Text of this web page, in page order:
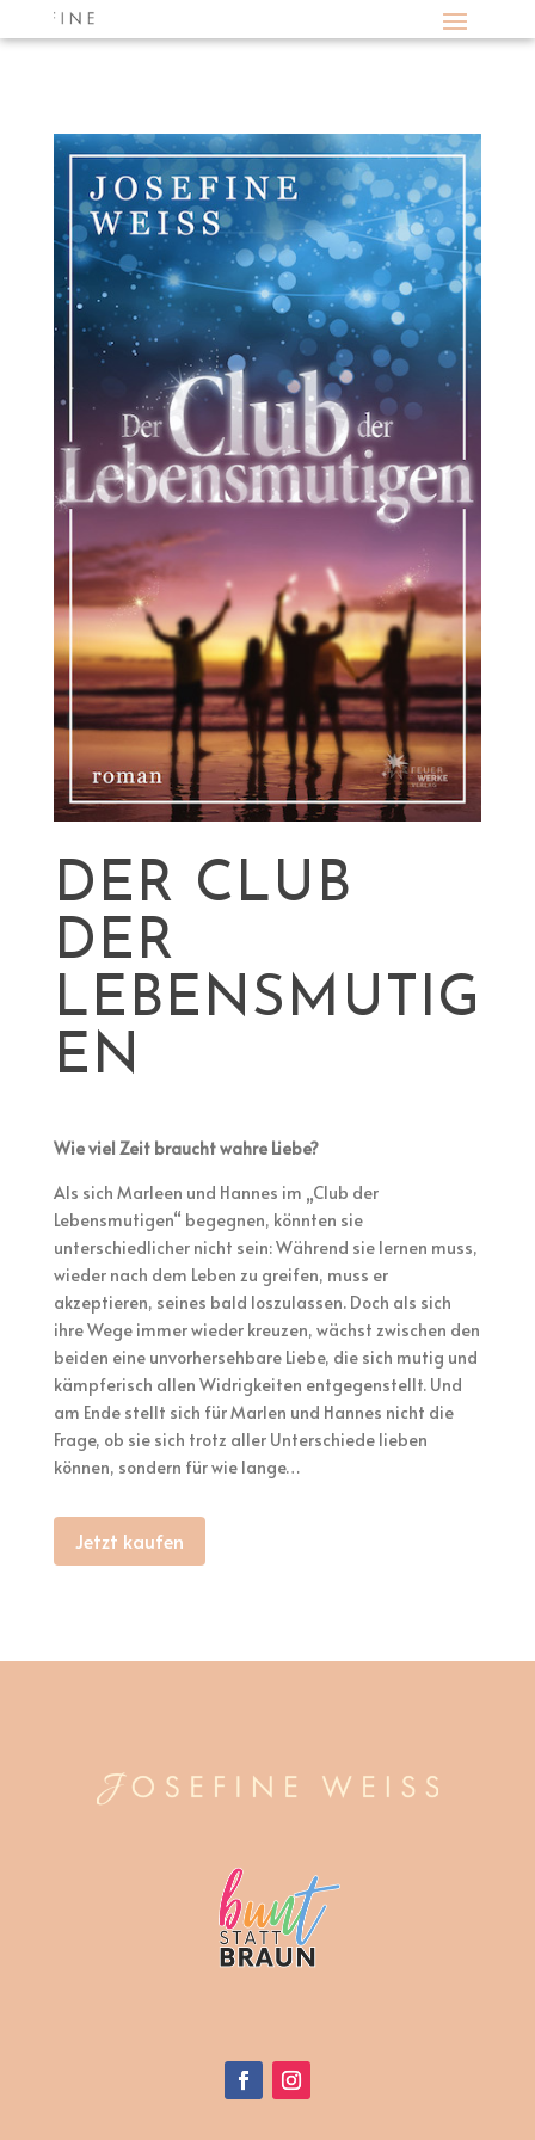
DER CLUB
DER
LEBENSMUTIG
EN
Wie viel Zeit braucht wahre Liebe?
Als sich Marleen und Hannes im „Club der
Lebensmutigen“ begegnen, könnten sie
unterschiedlicher nicht sein: Während sie lernen muss,
wieder nach dem Leben zu greifen, muss er
akzeptieren, seines bald loszulassen. Doch als sich
ihre Wege immer wieder kreuzen, wächst zwischen den
beiden eine unvorhersehbare Liebe, die sich mutig und
kämpferisch allen Widrigkeiten entgegenstellt. Und
am Ende stellt sich für Marlen und Hannes nicht die
Frage, ob sie sich trotz aller Unterschiede lieben
können, sondern für wie lange…
Jetzt kaufen